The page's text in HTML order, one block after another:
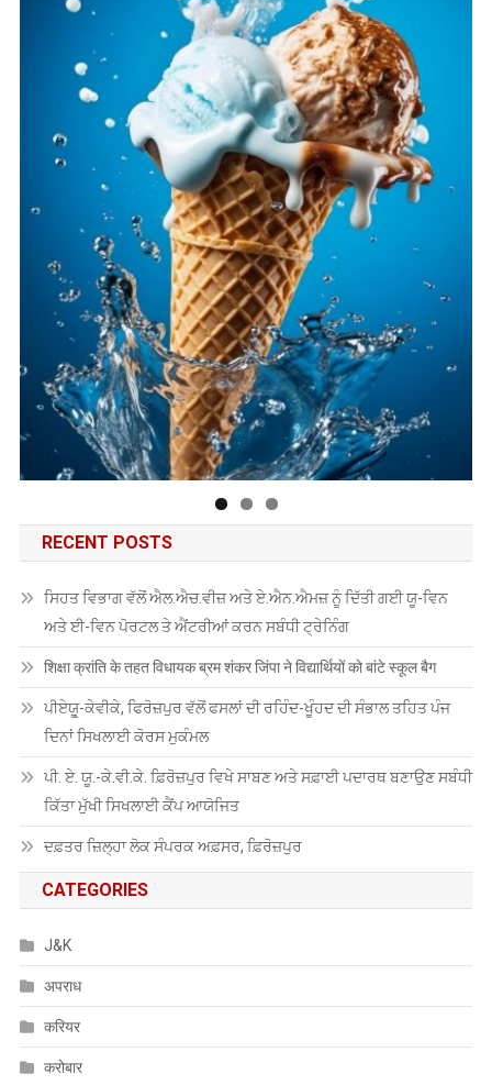
RECENT POSTS
ਸਿਹਤ ਵਿਭਾਗ ਵੱਲੋਂ ਐਲ.ਐਚ.ਵੀਜ਼ ਅਤੇ ਏ.ਐਨ.ਐਮਜ਼ ਨੂੰ ਦਿੱਤੀ ਗਈ ਯੂ-ਵਿਨ
ਅਤੇ ਈ-ਵਿਨ ਪੋਰਟਲ ਤੇ ਐਂਟਰੀਆਂ ਕਰਨ ਸਬੰਧੀ ਟ੍ਰੇਨਿੰਗ
शिक्षा क्रांति के तहत विधायक ब्रम शंकर जिंपा ने विद्यार्थियों को बांटे स्कूल बैग
ਪੀਏਯੂੑ-ਕੇਵੀਕੇ, ਫਿਰੋਜ਼ਪੁਰ ਵੱਲੋਂ ਫਸਲਾਂ ਦੀ ਰਹਿੰਦ-ਖੂੰਹਦ ਦੀ ਸੰਭਾਲ ਤਹਿਤ ਪੰਜ
ਦਿਨਾਂ ਸਿਖਲਾਈ ਕੋਰਸ ਮੁਕੰਮਲ
ਪੀ. ਏ. ਯੂ.-ਕੇ.ਵੀ.ਕੇ. ਫ਼ਿਰੋਜ਼ਪੁਰ ਵਿਖੇ ਸਾਬਣ ਅਤੇ ਸਫ਼ਾਈ ਪਦਾਰਥ ਬਣਾਉਣ ਸਬੰਧੀ
ਕਿੱਤਾ ਮੁੱਖੀ ਸਿਖਲਾਈ ਕੈਂਪ ਆਯੋਜਿਤ
ਦਫ਼ਤਰ ਜ਼ਿਲ੍ਹਾ ਲੋਕ ਸੰਪਰਕ ਅਫ਼ਸਰ, ਫ਼ਿਰੋਜ਼ਪੁਰ
CATEGORIES
J&K
अपराध
करियर
करोबार